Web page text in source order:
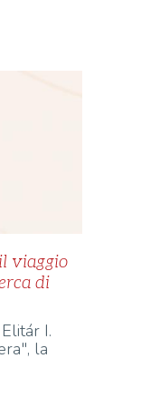
viaggio
di
I.
la